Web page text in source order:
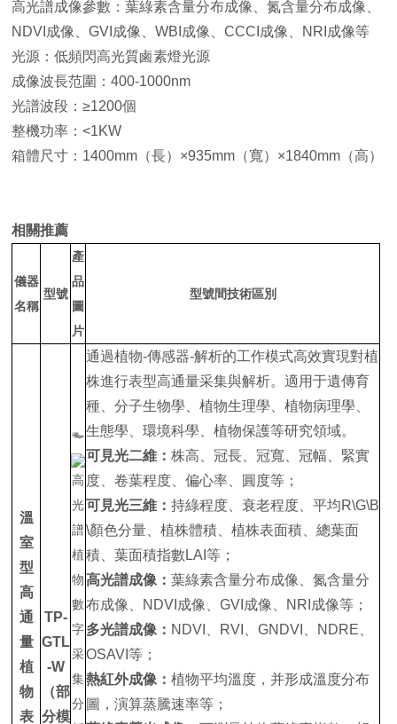
高光譜成像參數：葉綠素含量分布成像、氮含量分布成像、
NDVI成像、GVI成像、WBI成像、CCCI成像、NRI成像等
光源：低頻閃高光質鹵素燈光源
成像波長范圍：400-1000nm
光譜波段：≥1200個
整機功率：<1KW
箱體尺寸：1400mm（長）×935mm（寬）×1840mm（高）
相關推薦
儀器
名稱
型號
產
品
圖
片
型號間技術區別
溫
室
型
高
通
量
植
物
表
TP-
GTL
-W
（部
分模
通過植物-傳感器-解析的工作模式高效實現對植
株進行表型高通量采集與解析。適用于遺傳育
種、分子生物學、植物生理學、植物病理學、
生態學、環境科學、植物保護等研究領域。
可見光二維：株高、冠長、冠寬、冠幅、緊實
度、卷葉程度、偏心率、圓度等；
可見光三維：持綠程度、衰老程度、平均R\G\B
\顏色分量、植株體積、植株表面積、總葉面
積、葉面積指數LAI等；
高光譜成像：葉綠素含量分布成像、氮含量分
布成像、NDVI成像、GVI成像、NRI成像等；
多光譜成像： NDVI、RVI、GNDVI、NDRE、
OSAVI等；
熱紅外成像：植物平均溫度，并形成溫度分布
圖，演算蒸騰速率等；